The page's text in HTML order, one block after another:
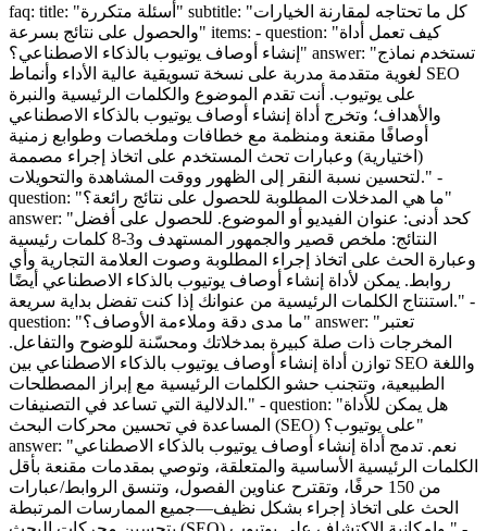
faq: title: "أسئلة متكررة" subtitle: "كل ما تحتاجه لمقارنة الخيارات
والحصول على نتائج بسرعة" items: - question: "كيف تعمل أداة
إنشاء أوصاف يوتيوب بالذكاء الاصطناعي؟" answer: "تستخدم نماذج
لغوية متقدمة مدربة على نسخة تسويقية عالية الأداء وأنماط SEO
على يوتيوب. أنت تقدم الموضوع والكلمات الرئيسية والنبرة
والأهداف؛ وتخرج أداة إنشاء أوصاف يوتيوب بالذكاء الاصطناعي
أوصافًا مقنعة ومنظمة مع خطافات وملخصات وطوابع زمنية
(اختيارية) وعبارات تحث المستخدم على اتخاذ إجراء مصممة
لتحسين نسبة النقر إلى الظهور ووقت المشاهدة والتحويلات." -
question: "ما هي المدخلات المطلوبة للحصول على نتائج رائعة؟"
answer: "كحد أدنى: عنوان الفيديو أو الموضوع. للحصول على أفضل
النتائج: ملخص قصير والجمهور المستهدف و3-8 كلمات رئيسية
وعبارة الحث على اتخاذ إجراء المطلوبة وصوت العلامة التجارية وأي
روابط. يمكن لأداة إنشاء أوصاف يوتيوب بالذكاء الاصطناعي أيضًا
استنتاج الكلمات الرئيسية من عنوانك إذا كنت تفضل بداية سريعة." -
question: "ما مدى دقة وملاءمة الأوصاف؟" answer: "تعتبر
المخرجات ذات صلة كبيرة بمدخلاتك ومحسّنة للوضوح والتفاعل.
توازن أداة إنشاء أوصاف يوتيوب بالذكاء الاصطناعي بين SEO واللغة
الطبيعية، وتتجنب حشو الكلمات الرئيسية مع إبراز المصطلحات
الدلالية التي تساعد في التصنيفات." - question: "هل يمكن للأداة
المساعدة في تحسين محركات البحث (SEO) على يوتيوب؟"
answer: "نعم. تدمج أداة إنشاء أوصاف يوتيوب بالذكاء الاصطناعي
الكلمات الرئيسية الأساسية والمتعلقة، وتوصي بمقدمات مقنعة بأقل
من 150 حرفًا، وتقترح عناوين الفصول، وتنسق الروابط/عبارات
الحث على اتخاذ إجراء بشكل نظيف—جميع الممارسات المرتبطة